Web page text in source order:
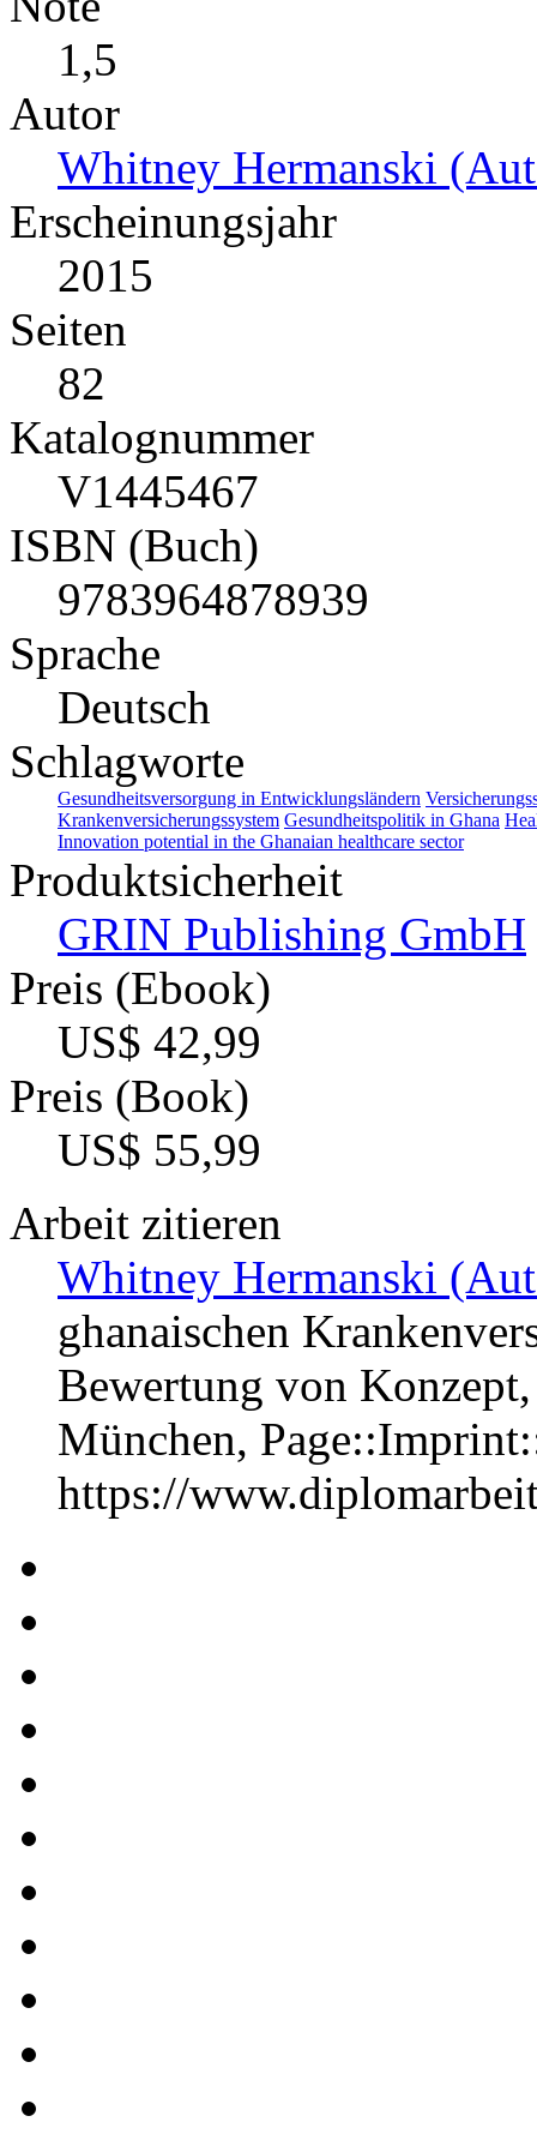
1,5
Autor
Whitney Hermanski
Erscheinungsjahr
2015
Seiten
82
Katalognummer
V1445467
ISBN (Buch)
9783964878939
Sprache
Deutsch
Schlagworte
Gesundheitsversorgung in Entwicklungsländern
Krankenversicherungssystem Gesundheitspolitik in Ghana
Innovation potential in the Ghanaian healthcare sector
Produktsicherheit
GRIN Publishing GmbH
Preis (Ebook)
US$ 42,99
Preis (Book)
US$ 55,99
Arbeit zitieren
Whitney Hermanski
ghanaischen
Bewertung von
München,
https://